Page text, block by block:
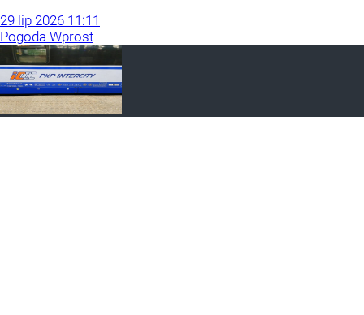
29 lip 2026 11:11
Pogoda Wprost